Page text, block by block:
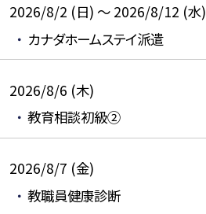
2026/8/2 (日) ～ 2026/8/12 (水)
カナダホームステイ派遣
2026/8/6 (木)
教育相談初級②
2026/8/7 (金)
教職員健康診断